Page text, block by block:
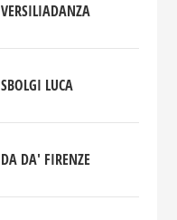
VERSILIADANZA
SBOLGI LUCA
DA DA' FIRENZE